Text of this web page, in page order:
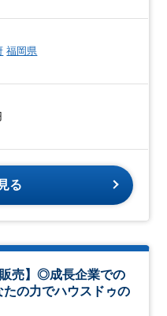
福岡県
る
販売】◎成長企業での
の力でハウスドゥの